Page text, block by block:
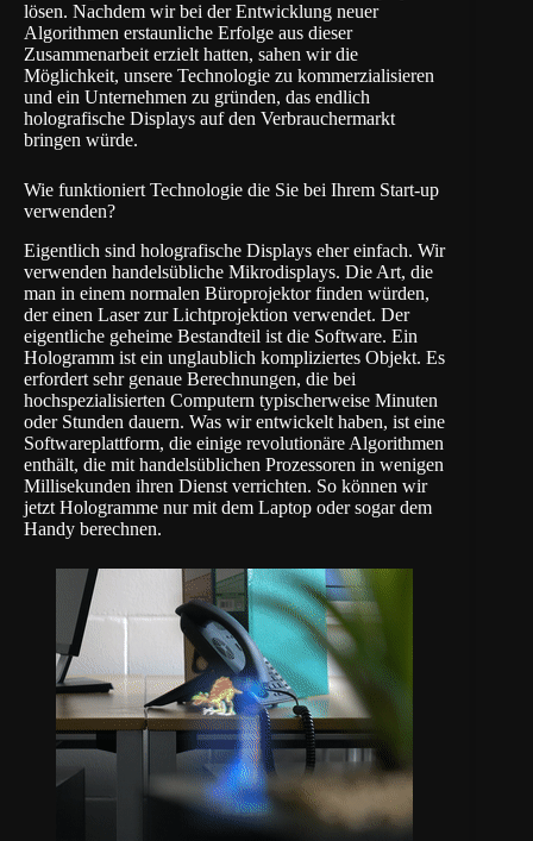
lösen. Nachdem wir bei der Entwicklung neuer
Algorithmen erstaunliche Erfolge aus dieser
Zusammenarbeit erzielt hatten, sahen wir die
Möglichkeit, unsere Technologie zu kommerzialisieren
und ein Unternehmen zu gründen, das endlich
holografische Displays auf den Verbrauchermarkt
bringen würde.
Wie funktioniert Technologie die Sie bei Ihrem Start-up
verwenden?
Eigentlich sind holografische Displays eher einfach. Wir
verwenden handelsübliche Mikrodisplays. Die Art, die
man in einem normalen Büroprojektor finden würden,
der einen Laser zur Lichtprojektion verwendet. Der
eigentliche geheime Bestandteil ist die Software. Ein
Hologramm ist ein unglaublich kompliziertes Objekt. Es
erfordert sehr genaue Berechnungen, die bei
hochspezialisierten Computern typischerweise Minuten
oder Stunden dauern. Was wir entwickelt haben, ist eine
Softwareplattform, die einige revolutionäre Algorithmen
enthält, die mit handelsüblichen Prozessoren in wenigen
Millisekunden ihren Dienst verrichten. So können wir
jetzt Hologramme nur mit dem Laptop oder sogar dem
Handy berechnen.